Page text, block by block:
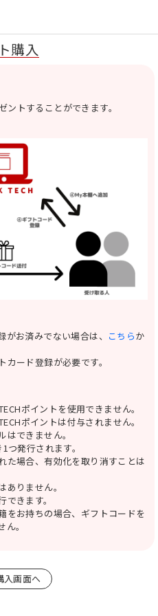
購入
トすることができます。
お済みでない場合は、 こちらか
ード登録が必要です。
ポイントを使用できません。
ポイントは付与されません。
はできません。
つ発行されます。
た場合、有効化を取り消すことは
ありません。
きます。
をお持ちの場合、ギフトコードを
。
入画面へ